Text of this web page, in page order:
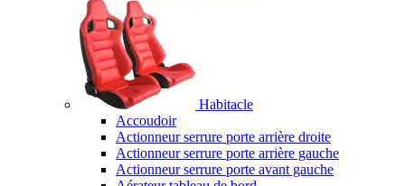
Habitacle
Accoudoir
Actionneur serrure porte arrière droite
Actionneur serrure porte arrière gauche
Actionneur serrure porte avant gauche